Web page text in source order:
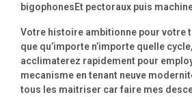
bigophonesEt pectoraux puis
Votre histoire ambitionne pour votre
que qu’importe n’importe quelle
acclimaterez rapidement pour
mecanisme en tenant neuve
tous les maitriser car faire mes